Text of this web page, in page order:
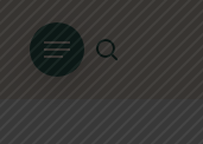
Menu